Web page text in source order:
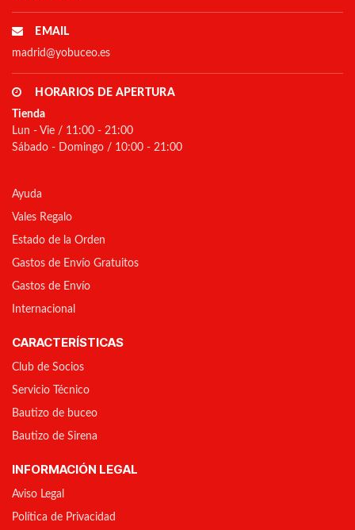
EMAIL
madrid@yobuceo.es
HORARIOS DE APERTURA
Tienda
Lun - Vie / 11:00 - 21:00
Sábado - Domingo / 10:00 - 21:00
Ayuda
Vales Regalo
Estado de la Orden
Gastos de Envío Gratuitos
Gastos de Envío
Internacional
CARACTERÍSTICAS
Club de Socios
Servicio Técnico
Bautizo de buceo
Bautizo de Sirena
INFORMACIÓN LEGAL
Aviso Legal
Política de Privacidad